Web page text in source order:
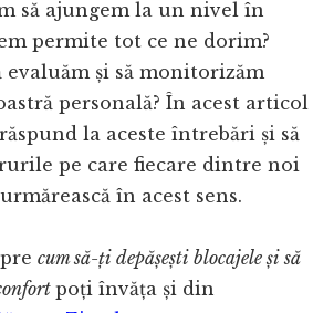
să ajungem la un nivel în
permite tot ce ne dorim?
evaluăm și să monitorizăm
personală? În acest articol
la aceste întrebări și să
pe care fiecare dintre noi
în acest sens.
cum să-ți depășești blocajele și să
poți învăța și din